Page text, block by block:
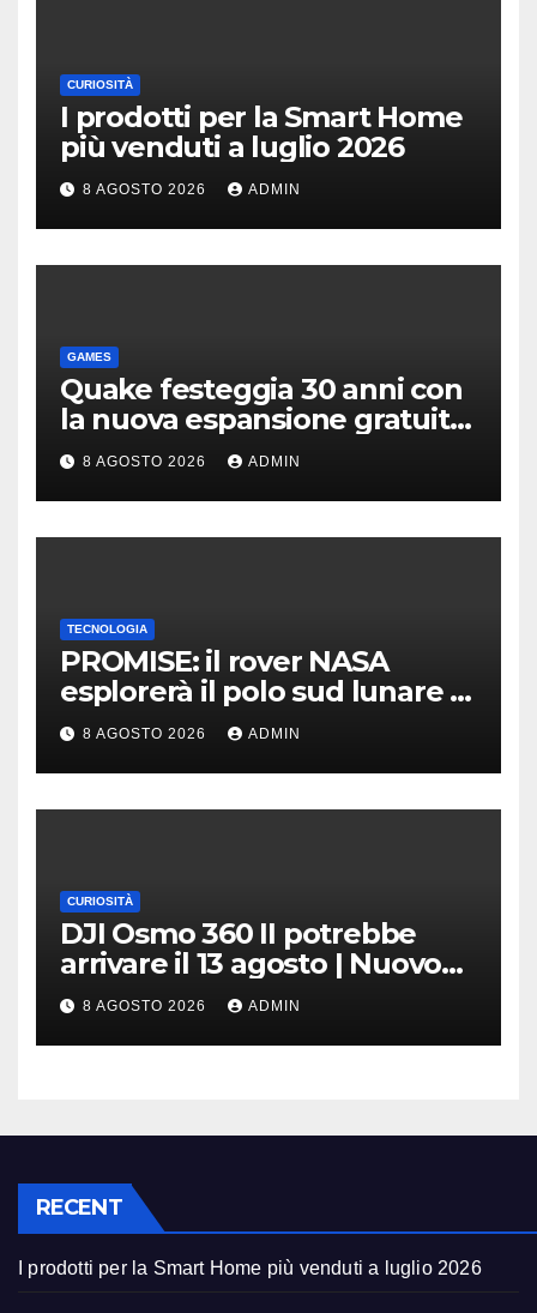
CURIOSITÀ
I prodotti per la Smart Home
più venduti a luglio 2026
8 AGOSTO 2026 ADMIN
GAMES
Quake festeggia 30 anni con
la nuova espansione gratuita
Dawn of The Machine
8 AGOSTO 2026 ADMIN
TECNOLOGIA
PROMISE: il rover NASA
esplorerà il polo sud lunare |
Cosa sappiamo
8 AGOSTO 2026 ADMIN
CURIOSITÀ
DJI Osmo 360 II potrebbe
arrivare il 13 agosto | Nuovo
teaser
8 AGOSTO 2026 ADMIN
RECENT
I prodotti per la Smart Home più venduti a luglio 2026